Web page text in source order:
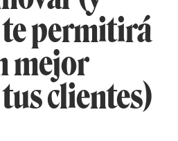
te permitirá
mejor
clientes)